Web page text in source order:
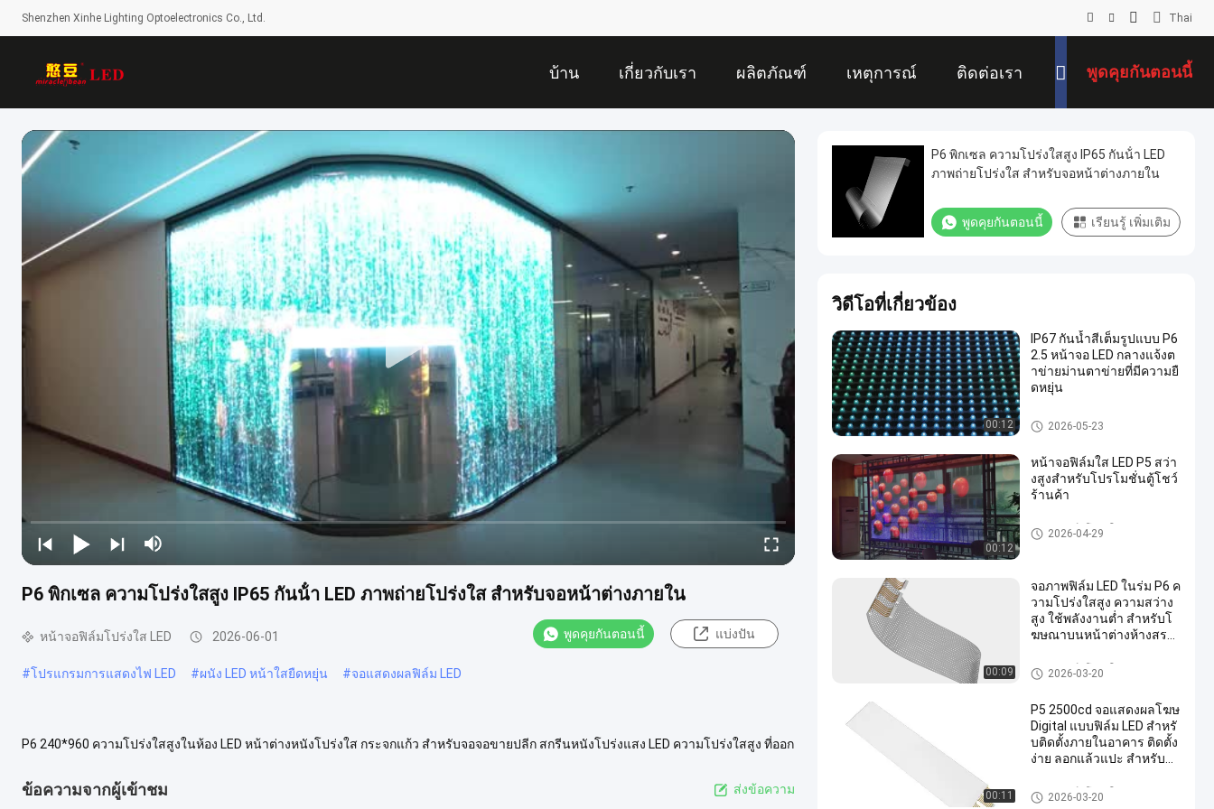
Shenzhen Xinhe Lighting Optoelectronics Co., Ltd. Thai
บ้าน เกี่ยวกับเรา ผลิตภัณฑ์ เหตุการณ์ ติดต่อเรา พูดคุยกันตอนนี้
P6 พิกเซล ความโปร่งใสสูง IP65 กันน้ํา LED ภาพถ่ายโปร่งใส สําหรับจอหน้าต่างภายใน
หน้าจอฟิล์มโปร่งใส LED 2026-06-01 พูดคุยกันตอนนี้ แบ่งปัน
#โปรแกรมการแสดงไฟ LED #ผนัง LED หน้าใสยืดหยุ่น #จอแสดงผลฟิล์ม LED
P6 240*960 ความโปร่งใสสูงในห้อง LED หน้าต่างหนังโปร่งใส กระจกแก้ว สําหรับจอจอขายปลีก สกรีนหนังโปร่งแสง LED ความโปร่งใสสูง ที่ออก
ข้อความจากผู้เข้าชม ส่งข้อความ
P6 พิกเซล ความโปร่งใสสูง IP65 กันน้ํา LED
ภาพถ่ายโปร่งใส สําหรับจอหน้าต่างภายใน
พูดคุยกันตอนนี้ เรียนรู้ เพิ่มเติม
วิดีโอที่เกี่ยวข้อง
00:12
IP67 กันน้ำสีเต็มรูปแบบ P6
2.5 หน้าจอ LED กลางแจ้งต
าข่ายม่านตาข่ายที่มีความยื
ดหยุ่น
หน้าจอตาข่าย LED
2026-05-23
00:12
หน้าจอฟิล์มใส LED P5 สว่า
งสูงสำหรับโปรโมชั่นตู้โชว์
ร้านค้า
หน้าจอฟิล์มโปร่งใส LED
2026-04-29
00:09
จอภาพฟิล์ม LED ในร่ม P6 ค
วามโปร่งใสสูง ความสว่าง
สูง ใช้พลังงานต่ำ สำหรับโ
ฆษณาบนหน้าต่างห้างสรร
หน้าจอฟิล์มโปร่งใส LED
2026-03-20
00:11
P5 2500cd จอแสดงผลโฆษ
Digital แบบฟิล์ม LED สำหรั
บติดตั้งภายในอาคาร ติดตั้ง
ง่าย ลอกแล้วแปะ สำหรับติ
หน้าจอฟิล์มโปร่งใส LED
2026-03-20